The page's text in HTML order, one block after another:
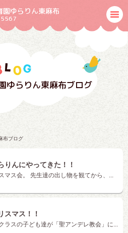
園ゆらりん東麻布
ゆらりん東麻布ブログ
布ブログ
りんにやってきた！！
マス会。 先生達の出し物を観てから、...
スマス！！
ラスの子ども達が「聖アンデレ教会」に...